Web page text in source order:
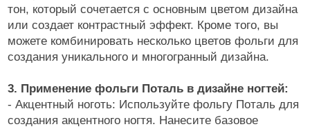
Пигменты/Пигменты-Втирки
Полоски для френча
Поталь, Сусальное золото
Ракушки, шелл-декор
Слюда, пралине
тон, который сочетается с основным цветом дизайна
или создает контрастный эффект. Кроме того, вы
можете комбинировать несколько цветов фольги для
создания уникального и многогранный дизайна.
3. Применение фольги Поталь в дизайне ногтей:
- Акцентный ноготь: Используйте фольгу Поталь для
создания акцентного ногтя. Нанесите базовое